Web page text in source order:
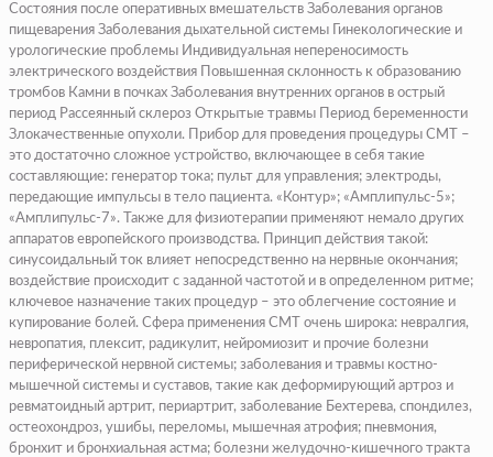
Состояния после оперативных вмешательств Заболевания органов
пищеварения Заболевания дыхательной системы Гинекологические и
урологические проблемы Индивидуальная непереносимость
электрического воздействия Повышенная склонность к образованию
тромбов Камни в почках Заболевания внутренних органов в острый
период Рассеянный склероз Открытые травмы Период беременности
Злокачественные опухоли. Прибор для проведения процедуры СМТ –
это достаточно сложное устройство, включающее в себя такие
составляющие: генератор тока; пульт для управления; электроды,
передающие импульсы в тело пациента. «Контур»; «Амплипульс-5»;
«Амплипульс-7». Также для физиотерапии применяют немало других
аппаратов европейского производства. Принцип действия такой:
синусоидальный ток влияет непосредственно на нервные окончания;
воздействие происходит с заданной частотой и в определенном ритме;
ключевое назначение таких процедур – это облегчение состояние и
купирование болей. Сфера применения СМТ очень широка: невралгия,
невропатия, плексит, радикулит, нейромиозит и прочие болезни
периферической нервной системы; заболевания и травмы костно-
мышечной системы и суставов, такие как деформирующий артроз и
ревматоидный артрит, периартрит, заболевание Бехтерева, спондилез,
остеохондроз, ушибы, переломы, мышечная атрофия; пневмония,
бронхит и бронхиальная астма; болезни желудочно-кишечного тракта